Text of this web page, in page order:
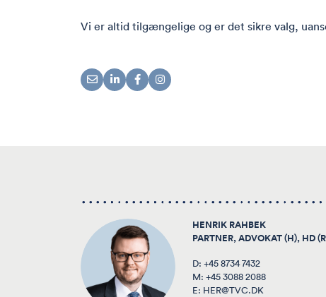
Vi er altid tilgængelige og er det sikre valg,
HENRIK RAHBEK
PARTNER, ADVOKAT (H), HD
D:+45 8734 7432
M:+45 3088 2088
E: HER@TVC.DK